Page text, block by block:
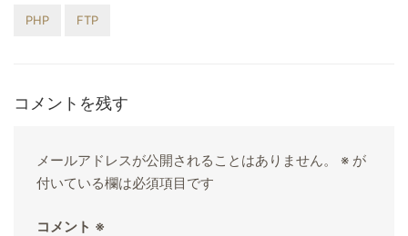
PHP FTP
コメントを残す
メールアドレスが公開されることはありません。 ※ が
付いている欄は必須項目です
コメント ※